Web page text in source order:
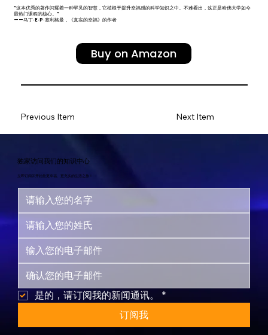
“这本优秀的著作闪耀着一种罕见的智慧，它植根于提升幸福感的科学知识之中。不难看出，这正是哈佛大学如今
最热门课程的核心。”
——马丁·E·P·塞利格曼，《真实的幸福》的作者
Buy on Amazon
Previous Item Next Item
独家访问我们的知识中心
立即订阅并开始您更幸福、更充实的生活之旅！
是的，请订阅我的新闻通讯。
*
订阅我